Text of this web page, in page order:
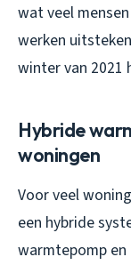
wat veel
werken
winter van 2021
Hybride
woningen
Voor veel
een hybride
warmtepomp